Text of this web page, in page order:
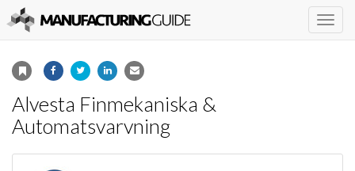
Alvesta Finmekaniska &
Automatsvarvning